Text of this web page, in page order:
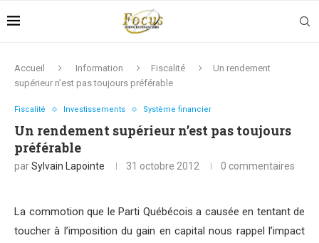
Accueil Information Fiscalité
Un rendement
supérieur n’est pas toujours préférable
Fiscalité Investissements Système financier
Un rendement supérieur n’est pas toujours
préférable
parSylvain Lapointe 31 octobre 2012 0 commentaires
La commotion que le Parti Québécois a causée en tentant de
toucher à l’imposition du gain en capital nous rappel l’impact